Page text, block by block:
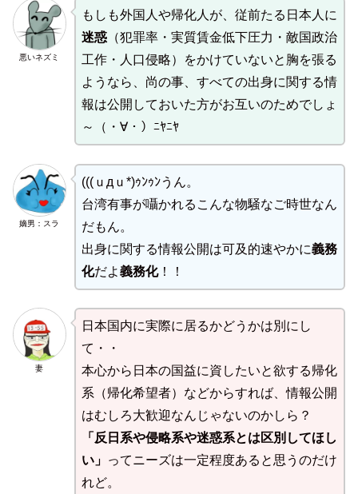
悪いネズミ
もしも外国人や帰化人が、従前たる日本人に
迷惑（犯罪率・実質賃金低下圧力・敵国政治
工作・人口侵略）をかけていないと胸を張る
ようなら、尚の事、すべての出身に関する情
報は公開しておいた方がお互いのためでしょ
～（・∀・）ﾆﾔﾆﾔ
嫡男：スラ
(((ｕдｕ*)ｩﾝｩﾝうん。
台湾有事が囁かれるこんな物騒なご時世なん
だもん。
出身に関する情報公開は可及的速やかに義務
化だよ義務化！！
妻
日本国内に実際に居るかどうかは別にし
て・・
本心から日本の国益に資したいと欲する帰化
系（帰化希望者）などからすれば、情報公開
はむしろ大歓迎なんじゃないのかしら？
「反日系や侵略系や迷惑系とは区別してほし
い」 ってニーズは一定程度あると思うのだけ
れど。